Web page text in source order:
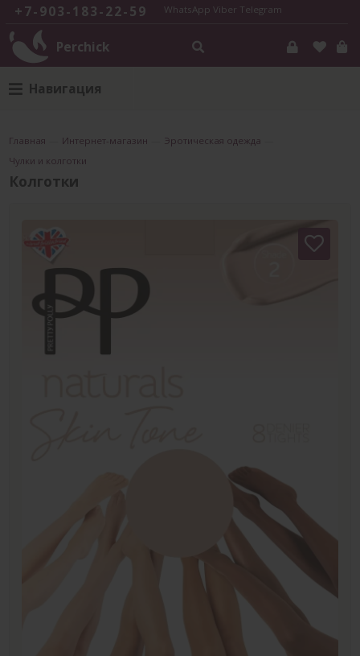
+7-903-183-22-59 WhatsApp Viber Telegram
Perchick
Навигация
Главная Интернет-магазин Эротическая одежда
Чулки и колготки
Колготки